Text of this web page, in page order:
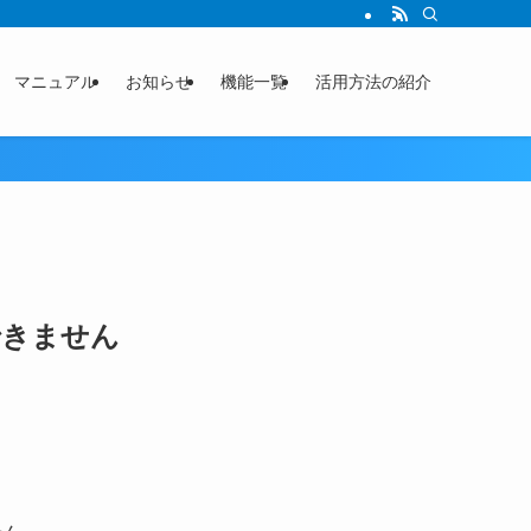
マニュアル お知らせ 機能一覧 活用方法の紹介
ません